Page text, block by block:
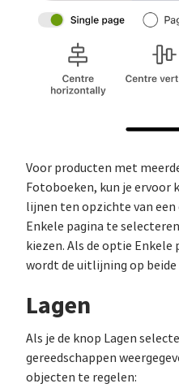
Voor producten met
Fotoboeken, kun je ervoor
lijnen ten opzichte van
Enkele pagina te
kiezen. Als de optie
wordt de uitlijning op
Lagen
Als je de knop Lagen
gereedschappen
objecten te regelen: